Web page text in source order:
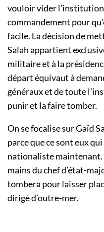
vouloir vider
commandement pour
facile. La décision de
Salah appartient
militaire et à la
départ équivaut à
généraux et de toute
punir et la faire tomber.
On se focalise sur Gaïd
parce que ce sont eux
nationaliste maintenant.
mains du chef d’état-
tombera pour laisser
dirigé d’outre-mer.